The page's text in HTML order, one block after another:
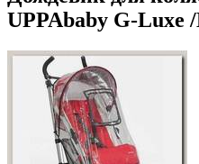
UPPAbaby G-Luxe